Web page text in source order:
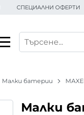
СПЕЦИАЛНИ ОФЕРТИ
Малки батерии
Малки